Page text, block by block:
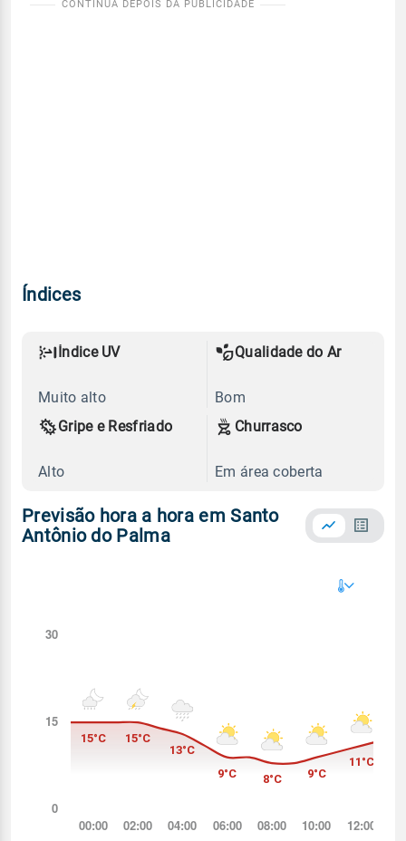
Índices
Índice UV
Muito alto
Qualidade do Ar
Bom
Gripe e Resfriado
Alto
Churrasco
Em área coberta
Previsão hora a hora em Santo
Antônio do Palma